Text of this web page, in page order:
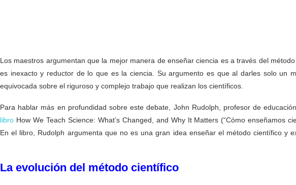
Los maestros argumentan que la mejor manera de enseñar ciencia es a través del
es inexacto y reductor de lo que es la ciencia. Su argumento es que al darles solo un
equivocada sobre el riguroso y complejo trabajo que realizan los científicos.
Para hablar más en profundidad sobre este debate, John Rudolph, profesor de
libro How We Teach Science: What’s Changed, and Why It Matters (“Cómo enseñamos
En el libro, Rudolph argumenta que no es una gran idea enseñar el método científico y
La evolución del método científico